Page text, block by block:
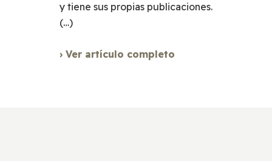
y tiene sus propias publicaciones.
(…)
› Ver artículo completo